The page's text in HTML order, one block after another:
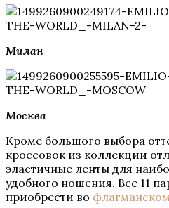
Милан
Москва
Кроме большого выбора
кроссовок из коллекции
эластичные ленты для
удобного ношения. Все 11
приобрести во